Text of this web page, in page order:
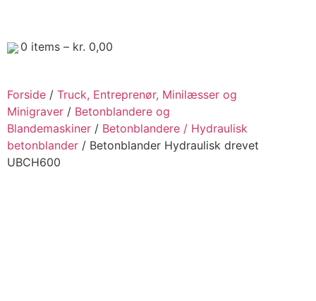
0 items – kr. 0,00
Forside / Truck, Entreprenør, Minilæsser og
Minigraver / Betonblandere og
Blandemaskiner / Betonblandere / Hydraulisk
betonblander / Betonblander Hydraulisk drevet
UBCH600